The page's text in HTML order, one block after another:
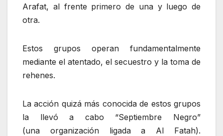
Arafat, al frente primero de una y luego de
otra.
Estos grupos operan fundamentalmente
mediante el atentado, el secuestro y la toma de
rehenes.
La acción quizá más conocida de estos grupos
la llevó a cabo “Septiembre Negro”
(una organización ligada a Al Fatah).